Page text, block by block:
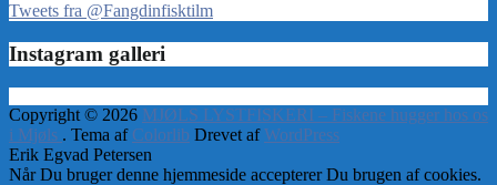
Tweets fra @Fangdinfisktilm
Instagram galleri
Copyright © 2026 MJØLS LYSTFISKERI – Fiskene hugger hos os
i Mjøls . Tema af Colorlib Drevet afWordPress
Erik Egvad Petersen
Når Du bruger denne hjemmeside accepterer Du brugen af cookies.